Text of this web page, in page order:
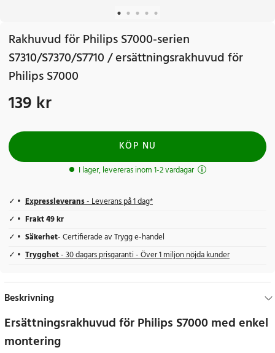
Rakhuvud för Philips S7000-serien
S7310/S7370/S7710 / ersättningsrakhuvud för
Philips S7000
Pris:139 kr
139 kr
KÖP NU
I lager, levereras inom 1-2 vardagar
Expressleverans- Leverans på 1 dag*
Frakt 49 kr
Säkerhet- Certifierade av Trygg e-handel
Trygghet- 30 dagars prisgaranti - Över 1 miljon nöjda kunder
Beskrivning
Ersättningsrakhuvud för Philips S7000 med enkel
montering